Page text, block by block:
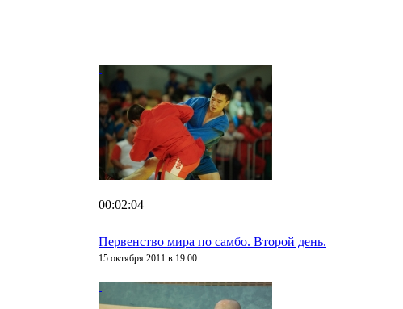
00:02:04
Первенство мира по самбо. Второй день.
15 октября 2011 в 19:00